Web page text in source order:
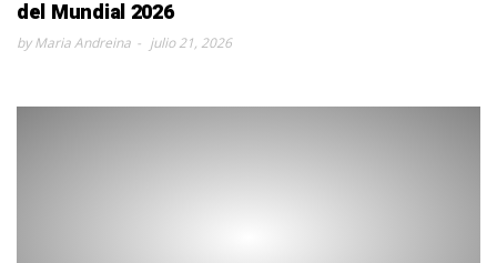
del Mundial 2026
by Maria Andreina julio 21, 2026